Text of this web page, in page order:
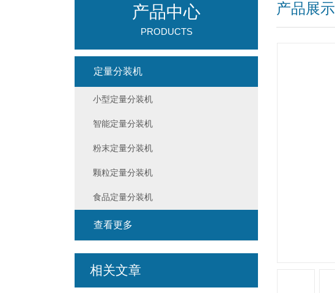
产品展示
产品中心
PRODUCTS
定量分装机
小型定量分装机
智能定量分装机
粉末定量分装机
颗粒定量分装机
食品定量分装机
查看更多
相关文章